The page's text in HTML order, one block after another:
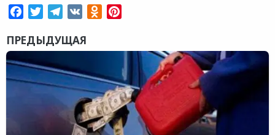
FacebookTwitterTelegram
VK Odnoklassniki
ПРЕДЫДУЩАЯ